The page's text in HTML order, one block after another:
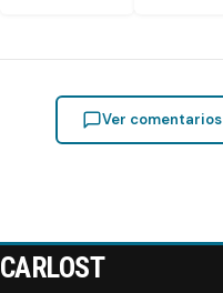
Ver comentarios
CARLOST